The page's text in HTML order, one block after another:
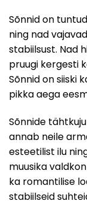
Sõnnid on
ning nad
stabiilsust. Nad
pruugi kergesti
Sõnnid on siiski
pikka aega
Sõnnide
annab neile
esteetilist ilu
muusika
ka romantilise
stabiilseid